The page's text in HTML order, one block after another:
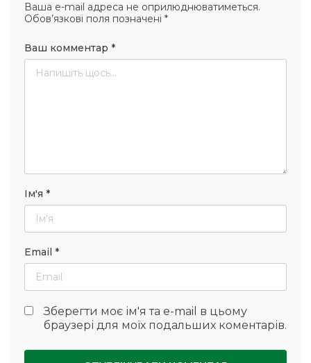
Ваша e-mail адреса не оприлюднюватиметься.
Обов’язкові поля позначені *
Ваш комментар *
Ім'я *
Email *
Зберегти моє ім'я та e-mail в цьому
браузері для моїх подальших коментарів.